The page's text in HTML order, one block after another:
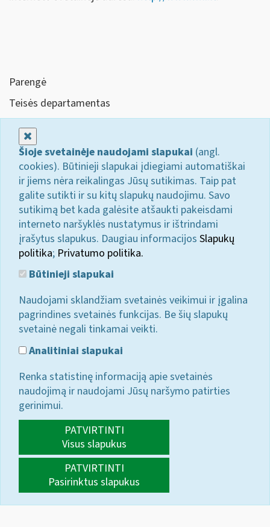
Parengė
Teisės departamentas
Šioje svetainėje naudojami slapukai (angl.
cookies). Būtinieji slapukai įdiegiami automatiškai
ir jiems nėra reikalingas Jūsų sutikimas. Taip pat
galite sutikti ir su kitų slapukų naudojimu. Savo
sutikimą bet kada galėsite atšaukti pakeisdami
interneto naršyklės nustatymus ir ištrindami
įrašytus slapukus. Daugiau informacijos Slapukų
politika; Privatumo politika.
Būtinieji slapukai
Naudojami sklandžiam svetainės veikimui ir įgalina
pagrindines svetainės funkcijas. Be šių slapukų
svetainė negali tinkamai veikti.
Analitiniai slapukai
Renka statistinę informaciją apie svetainės
naudojimą ir naudojami Jūsų naršymo patirties
gerinimui.
PATVIRTINTI
Visus slapukus
PATVIRTINTI
Pasirinktus slapukus